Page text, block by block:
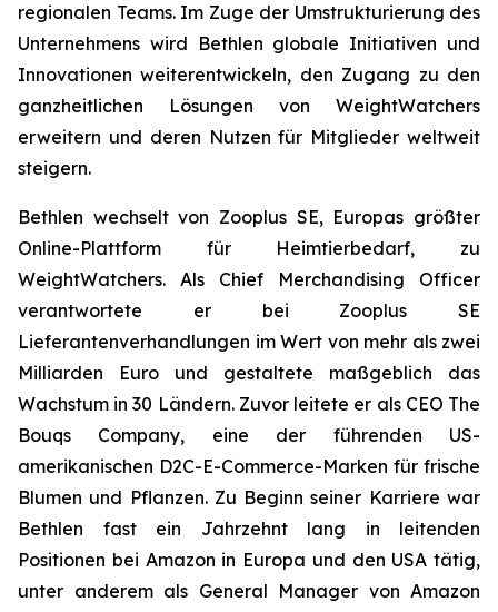
regionalen Teams. Im Zuge der Umstrukturierung des
Unternehmens wird Bethlen globale Initiativen und
Innovationen weiterentwickeln, den Zugang zu den
ganzheitlichen Lösungen von WeightWatchers
erweitern und deren Nutzen für Mitglieder weltweit
steigern.
Bethlen wechselt von Zooplus SE, Europas größter
Online-Plattform für Heimtierbedarf, zu
WeightWatchers. Als Chief Merchandising Officer
verantwortete er bei Zooplus SE
Lieferantenverhandlungen im Wert von mehr als zwei
Milliarden Euro und gestaltete maßgeblich das
Wachstum in 30 Ländern. Zuvor leitete er als CEO The
Bouqs Company, eine der führenden US-
amerikanischen D2C-E-Commerce-Marken für frische
Blumen und Pflanzen. Zu Beginn seiner Karriere war
Bethlen fast ein Jahrzehnt lang in leitenden
Positionen bei Amazon in Europa und den USA tätig,
unter anderem als General Manager von Amazon